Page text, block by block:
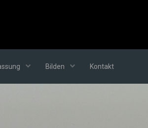
Bilden Kontakt